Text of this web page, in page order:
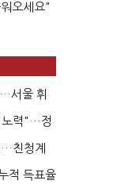
오세요"
서울 휘
노력"…정
친청계
적 득표율